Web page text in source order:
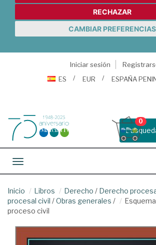
RECHAZAR
CAMBIAR PREFERENCIAS
Iniciar sesión
ES
EUR ESPAÑA
0
Toggle navigation
Inicio Libros Derecho / Derecho
procesal civil /Obras generales /
proceso civil